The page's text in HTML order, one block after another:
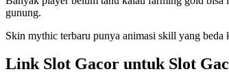
gunung.
Skin mythic terbaru punya animasi skill yang beda
Link Slot Gacor untuk Slot